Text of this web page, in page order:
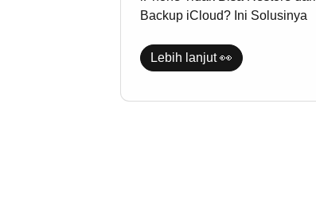
Backup iCloud? Ini Solusinya
Lebih lanjut 👀